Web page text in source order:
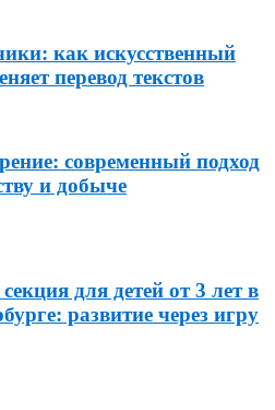
как искусственный
перевод текстов
современный подход
и добыче
для детей от 3 лет в
развитие через игру